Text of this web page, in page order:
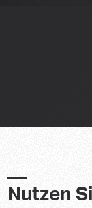
Nutzen